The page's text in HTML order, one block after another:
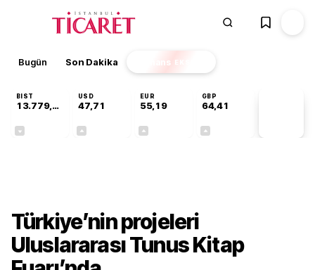
Bugün Son Dakika Finans EKSTRA
BIST
13.779,39
USD
47,71
EUR
55,19
GBP
64,41
Türkiye’nin projeleri
Uluslararası Tunus Kitap